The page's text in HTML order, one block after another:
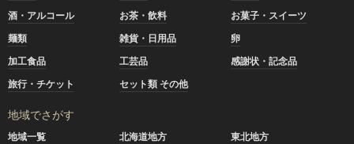
酒・アルコール
お茶・飲料
お菓子・スイーツ
麺類
雑貨・日用品
卵
加工食品
工芸品
感謝状・記念品
旅行・チケット
セット類 その他
地域でさがす
地域一覧 北海道地方
東北地方